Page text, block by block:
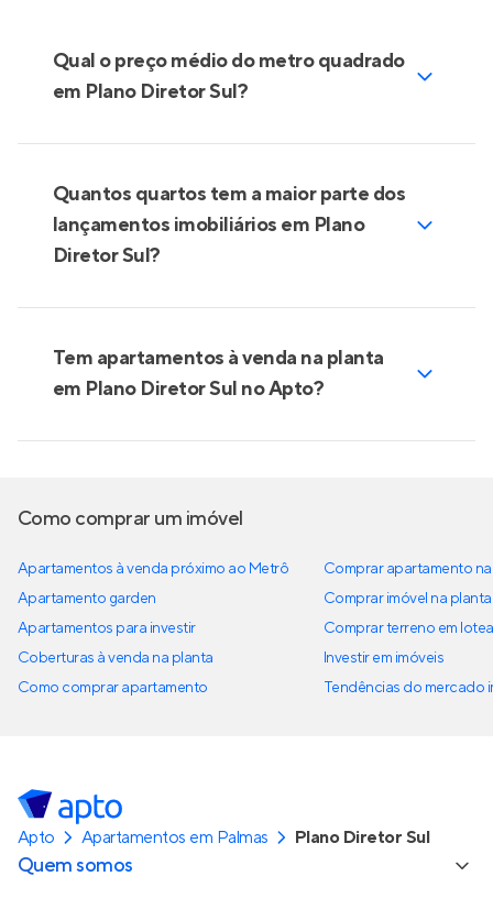
Qual o preço médio do metro quadrado
em Plano Diretor Sul?
Quantos quartos tem a maior parte dos
lançamentos imobiliários em Plano
Diretor Sul?
Tem apartamentos à venda na planta
em Plano Diretor Sul no Apto?
Como comprar um imóvel
Apartamentos à venda próximo ao Metrô
Apartamento garden
Apartamentos para investir
Coberturas à venda na planta
Como comprar apartamento
Comprar apartamento
Comprar imóvel na planta
Comprar terreno em
Investir em imóveis
Tendências do mercado
Apto Apartamentos em Palmas Plano Diretor Sul
Quem somos